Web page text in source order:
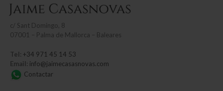
c/ Sant Domingo, 8
07001 – Palma de Mallorca – Baleares
Tel: +34 971 45 14 53
Email: info@jaimecasasnovas.com
Contactar